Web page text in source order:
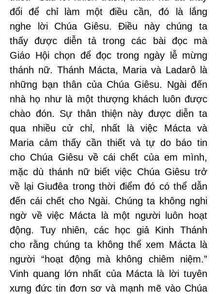
đổi để chỉ làm một điều cần, đó là lắng
nghe lời Chúa Giêsu. Điều này chúng ta
thấy được diễn tả trong các bài đọc mà
Giáo Hội chọn để đọc trong ngày lễ mừng
thánh nữ. Thánh Mácta, Maria và Ladarô là
những bạn thân của Chúa Giêsu. Ngài đến
nhà họ như là một thượng khách luôn được
chào đón. Sự thân thiện này được diễn ta
qua nhiều cử chỉ, nhất là việc Mácta và
Maria cảm thấy cần thiết và tự do báo tin
cho Chúa Giêsu về cái chết của em mình,
mặc dù thánh nữ biết việc Chúa Giêsu trở
về lại Giuđêa trong thời điểm đó có thể dẫn
đến cái chết cho Ngài. Chúng ta không nghi
ngờ về việc Mácta là một người luôn hoạt
động. Tuy nhiên, các học giả Kinh Thánh
cho rằng chúng ta không thể xem Mácta là
người “hoạt động mà không chiêm niệm.”
Vinh quang lớn nhất của Mácta là lời tuyên
xưng đức tin đơn sơ và mạnh mẽ vào Chúa